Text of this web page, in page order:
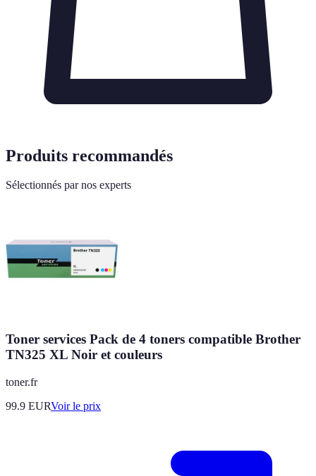
Produits recommandés
Sélectionnés par nos experts
Toner services Pack de 4 toners compatible Brother
TN325 XL Noir et couleurs
toner.fr
99.9 EURVoir le prix